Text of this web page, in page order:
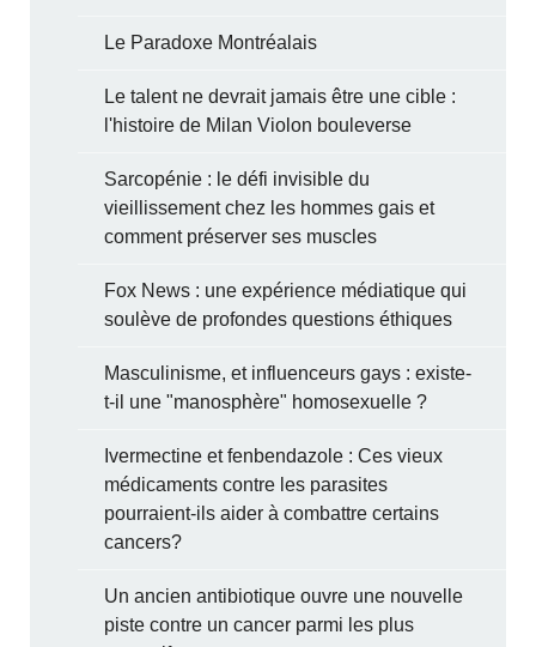
Le Paradoxe Montréalais
Le talent ne devrait jamais être une cible :
l'histoire de Milan Violon bouleverse
Sarcopénie : le défi invisible du
vieillissement chez les hommes gais et
comment préserver ses muscles
Fox News : une expérience médiatique qui
soulève de profondes questions éthiques
Masculinisme, et influenceurs gays : existe-
t-il une "manosphère" homosexuelle ?
Ivermectine et fenbendazole : Ces vieux
médicaments contre les parasites
pourraient-ils aider à combattre certains
cancers?
Un ancien antibiotique ouvre une nouvelle
piste contre un cancer parmi les plus